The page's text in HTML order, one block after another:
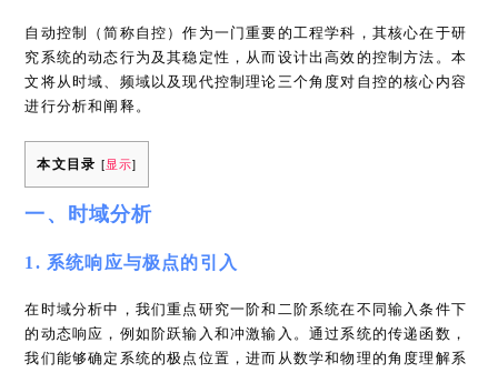
自动控制（简称自控）作为一门重要的工程学科，其核心在于研
究系统的动态行为及其稳定性，从而设计出高效的控制方法。本
文将从时域、频域以及现代控制理论三个角度对自控的核心内容
进行分析和阐释。
本文目录 [显示]
一、时域分析
1. 系统响应与极点的引入
在时域分析中，我们重点研究一阶和二阶系统在不同输入条件下
的动态响应，例如阶跃输入和冲激输入。通过系统的传递函数，
我们能够确定系统的极点位置，进而从数学和物理的角度理解系